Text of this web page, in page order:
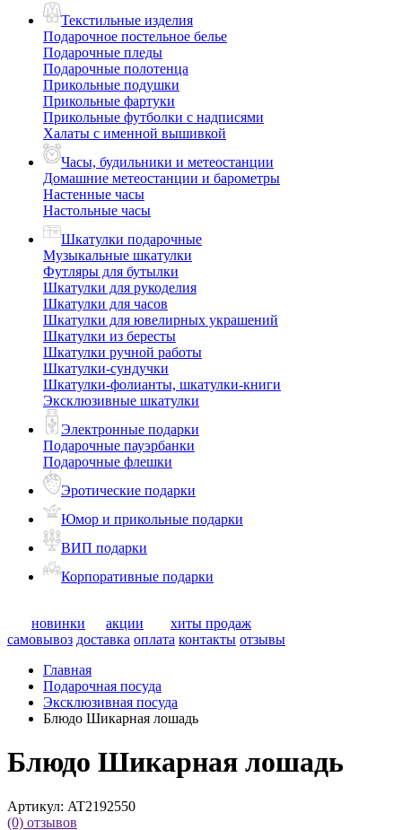
Текстильные изделия
Подарочное постельное белье
Подарочные пледы
Подарочные полотенца
Прикольные подушки
Прикольные фартуки
Прикольные футболки с надписями
Халаты с именной вышивкой
Часы, будильники и метеостанции
Домашние метеостанции и барометры
Настенные часы
Настольные часы
Шкатулки подарочные
Музыкальные шкатулки
Футляры для бутылки
Шкатулки для рукоделия
Шкатулки для часов
Шкатулки для ювелирных украшений
Шкатулки из бересты
Шкатулки ручной работы
Шкатулки-сундучки
Шкатулки-фолианты, шкатулки-книги
Эксклюзивные шкатулки
Электронные подарки
Подарочные пауэрбанки
Подарочные флешки
Эротические подарки
Юмор и прикольные подарки
ВИП подарки
Корпоративные подарки
новинки акции
хиты продаж
самовывоз доставка оплата контакты отзывы
Главная
Подарочная посуда
Эксклюзивная посуда
Блюдо Шикарная лошадь
Блюдо Шикарная лошадь
Артикул: AT2192550
(0) отзывов